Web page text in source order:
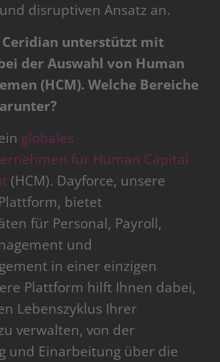
disruptiven Ansatz an.
Ceridian unterstützt mit
der Auswahl von Human
(HCM). Welche Bereiche
globales
für Human Capital
(HCM). Dayforce, unsere
bietet
für Personal, Payroll,
und
in einer einzigen
Plattform hilft Ihnen dabei,
Lebenszyklus Ihrer
verwalten, von der
und Einarbeitung über die